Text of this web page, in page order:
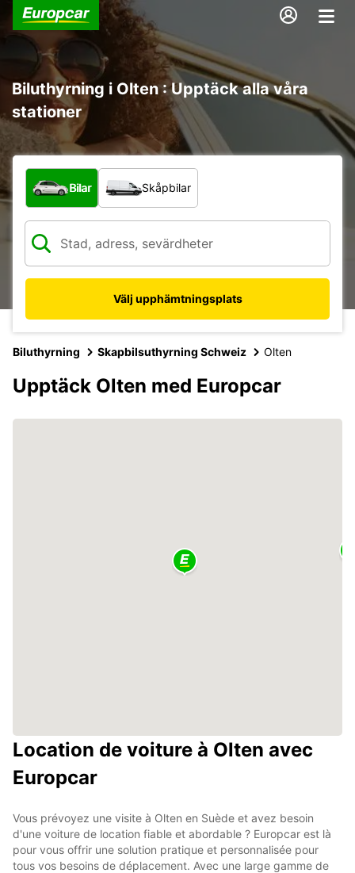
Biluthyrning i Olten : Upptäck alla våra
stationer
Vilken typ av fordon?
Bilar Skåpbilar
Välj upphämtningsplats
Biluthyrning Skapbilsuthyrning Schweiz Olten
Upptäck Olten med Europcar
Location de voiture à Olten avec
Europcar
Vous prévoyez une visite à Olten en Suède et avez besoin
d'une voiture de location fiable et abordable ? Europcar est là
pour vous offrir une solution pratique et personnalisée pour
tous vos besoins de déplacement. Avec une large gamme de